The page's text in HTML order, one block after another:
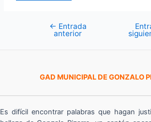
Navegación
← Entrada
anterior
GAD MUNICIPAL DE GONZALO
Es difícil encontrar palabras que hagan